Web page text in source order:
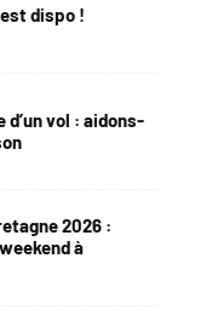
dispo !
vol : aidons-
2026 :
à